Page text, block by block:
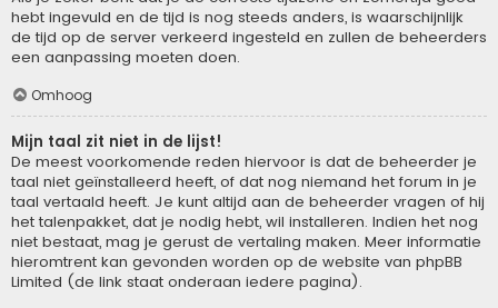
hebt ingevuld en de tijd is nog steeds anders, is waarschijnlijk
de tijd op de server verkeerd ingesteld en zullen de beheerders
een aanpassing moeten doen.
Omhoog
Mijn taal zit niet in de lijst!
De meest voorkomende reden hiervoor is dat de beheerder je
taal niet geïnstalleerd heeft, of dat nog niemand het forum in je
taal vertaald heeft. Je kunt altijd aan de beheerder vragen of hij
het talenpakket, dat je nodig hebt, wil installeren. Indien het nog
niet bestaat, mag je gerust de vertaling maken. Meer informatie
hieromtrent kan gevonden worden op de website van phpBB
Limited (de link staat onderaan iedere pagina).